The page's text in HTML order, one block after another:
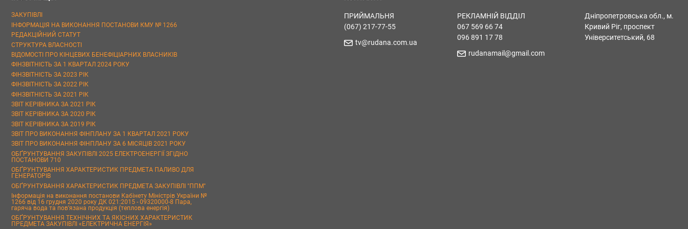
ЗАКУПІВЛІ
ІНФОРМАЦІЯ НА ВИКОНАННЯ ПОСТАНОВИ КМУ № 1266
РЕДАКЦІЙНИЙ СТАТУТ
СТРУКТУРА ВЛАСНОСТІ
ВІДОМОСТІ ПРО КІНЦЕВИХ БЕНЕФІЦІАРНИХ ВЛАСНИКІВ
ФІНЗВІТНІСТЬ ЗА 1 КВАРТАЛ 2024 РОКУ
ФІНЗВІТНІСТЬ ЗА 2023 РІК
ФІНЗВІТНІСТЬ ЗА 2022 РІК
ФІНЗВІТНІСТЬ ЗА 2021 РІК
ЗВІТ КЕРІВНИКА ЗА 2021 РІК
ЗВІТ КЕРІВНИКА ЗА 2020 РІК
ЗВІТ КЕРІВНИКА ЗА 2019 РІК
ЗВІТ ПРО ВИКОНАННЯ ФІНПЛАНУ ЗА 1 КВАРТАЛ 2021 РОКУ
ЗВІТ ПРО ВИКОНАННЯ ФІНПЛАНУ ЗА 6 МІСЯЦІВ 2021 РОКУ
ОБҐРУНТУВАННЯ ЗАКУПІВЛІ 2025 ЕЛЕКТРОЕНЕРГІЇ ЗГІДНО
ПОСТАНОВИ 710
ОБҐРУНТУВАННЯ ХАРАКТЕРИСТИК ПРЕДМЕТА ПАЛИВО ДЛЯ
ГЕНЕРАТОРІВ
ОБҐРУНТУВАННЯ ХАРАКТЕРИСТИК ПРЕДМЕТА ЗАКУПІВЛІ "ППМ"
Інформація на виконання постанови Кабінету Міністрів України №
1266 від 16 грудня 2020 року ДК 021:2015 - 09320000-8 Пара,
гаряча вода та пов’язана продукція (теплова енергія)
ОБҐРУНТУВАННЯ ТЕХНІЧНИХ ТА ЯКІСНИХ ХАРАКТЕРИСТИК
ПРЕДМЕТА ЗАКУПІВЛІ «ЕЛЕКТРИЧНА ЕНЕРГІЯ»
ПРИЙМАЛЬНЯ
(067) 217-77-55
tv@rudana.com.ua
РЕКЛАМНІЙ ВІДДІЛ
067 569 66 74
096 891 17 78
rudanamail@gmail.com
Дніпропетровська обл., м.
Кривий Ріг, проспект
Університетський, 68